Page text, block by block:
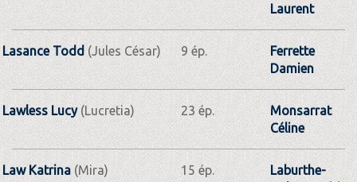
Laurent
Lasance Todd (Jules César) 9 ép.
Ferrette
Damien
Lawless Lucy(Lucretia) 23 ép.
Monsarrat
Céline
Law Katrina (Mira) 15 ép.
Laburthe-